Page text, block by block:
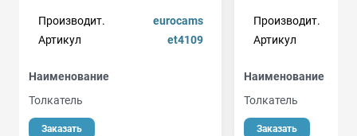
Производит.
eurocams
Артикул
et4109
Наименование
Толкатель
Заказать
Производит.
Артикул
Наименование
Толкатель
Заказать